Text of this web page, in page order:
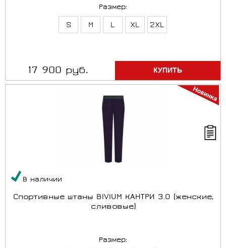
Размер:
S M L XL 2XL
17 900 руб.
В наличии
Спортивные штаны BIVIUM КАНТРИ 3.0 (женские,
сливовые)
Размер: